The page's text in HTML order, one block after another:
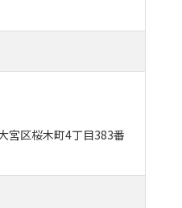
宮区桜木町4丁目383番